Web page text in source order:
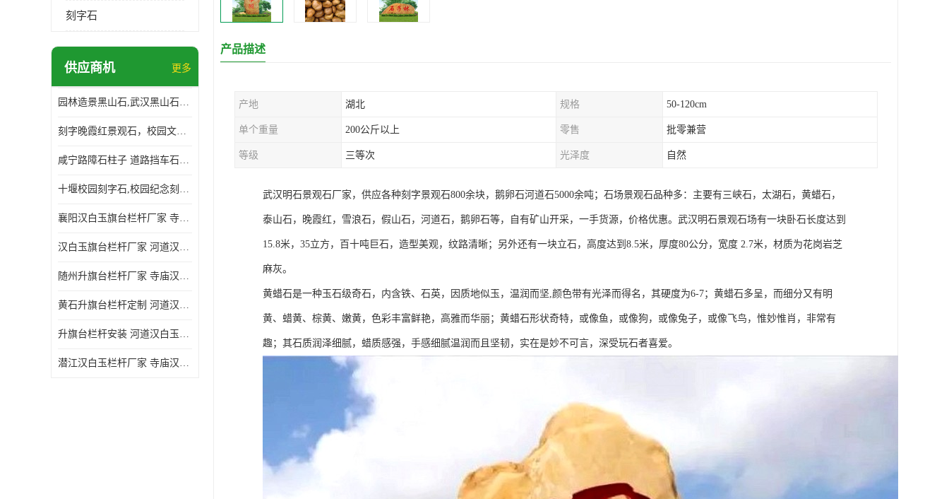
刻字石
供应商机 更多
园林造景黑山石,武汉黑山石造景,日式园林黑山石加工
刻字晚霞红景观石，校园文化石头刻字涂油漆，大学刻字石
咸宁路障石柱子 道路挡车石柱子 芝麻白路障石柱子 防撞石柱子
十堰校园刻字石,校园纪念刻字石,捐赠石刻字
襄阳汉白玉旗台栏杆厂家 寺庙汉白玉栏杆
汉白玉旗台栏杆厂家 河道汉白玉栏杆经久耐用
随州升旗台栏杆厂家 寺庙汉白玉栏杆
黄石升旗台栏杆定制 河道汉白玉栏杆经久耐用
升旗台栏杆安装 河道汉白玉栏杆经久耐用
潜江汉白玉栏杆厂家 寺庙汉白玉栏杆
产品描述
产地 湖北 规格 50-120cm
单个重量 200公斤以上 零售 批零兼营
等级 三等次 光泽度 自然
武汉明石景观石厂家，供应各种刻字景观石800余块，鹅卵石河道石5000余吨；石场景观石品种多：主要有三峡石，太湖石，黄蜡石，
泰山石，晚霞红，雪浪石，假山石，河道石，鹅卵石等，自有矿山开采，一手货源，价格优惠。武汉明石景观石场有一块卧石长度达到
15.8米，35立方，百十吨巨石，造型美观，纹路清晰；另外还有一块立石，高度达到8.5米，厚度80公分，宽度 2.7米，材质为花岗岩芝
麻灰。
黄蜡石是一种玉石级奇石，内含铁、石英，因质地似玉，温润而坚,颜色带有光泽而得名，其硬度为6-7；黄蜡石多呈，而细分又有明
黄、蜡黄、棕黄、嫩黄，色彩丰富鲜艳，高雅而华丽；黄蜡石形状奇特，或像鱼，或像狗，或像兔子，或像飞鸟，惟妙惟肖，非常有
趣；其石质润泽细腻，蜡质感强，手感细腻温润而且坚韧，实在是妙不可言，深受玩石者喜爱。